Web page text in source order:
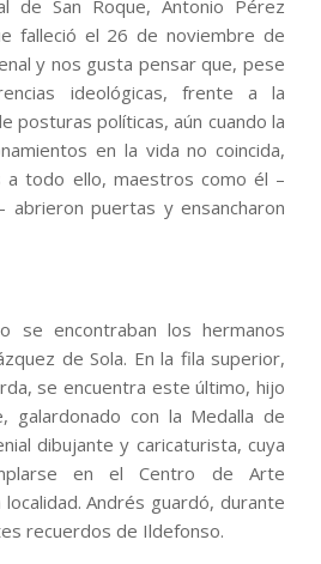
de San Roque, Antonio Pérez
falleció el 26 de noviembre de
y nos gusta pensar que, pese
ideológicas, frente a la
posturas políticas, aún cuando la
en la vida no coincida,
a todo ello, maestros como él –
abrieron puertas y ensancharon
se encontraban los hermanos
de Sola. En la fila superior,
se encuentra este último, hijo
galardonado con la Medalla de
dibujante y caricaturista, cuya
en el Centro de Arte
Andrés guardó, durante
recuerdos de Ildefonso.